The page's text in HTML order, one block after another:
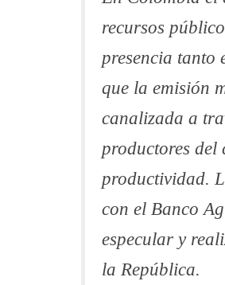
recursos
presencia tanto
que la emisión
canalizada a
productores del
productividad.
con el Banco
especular y
la República.